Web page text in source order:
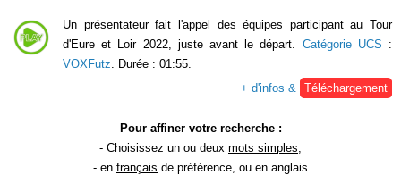
Un présentateur fait l'appel des équipes participant au Tour
d'Eure et Loir 2022, juste avant le départ. Catégorie UCS :
VOXFutz . Durée : 01:55.
+ d'infos &
Téléchargement
Pour affiner votre recherche :
- Choisissez un ou deux mots simples
- en français de préférence, ou en anglais